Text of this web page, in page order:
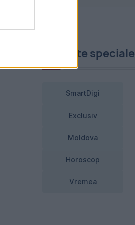
Proiecte speciale
SmartDigi
Exclusiv
Moldova
Horoscop
Vremea